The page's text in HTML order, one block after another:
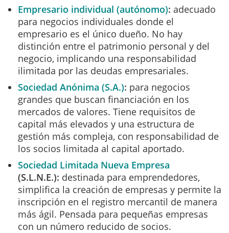
Empresario individual (autónomo): adecuado
para negocios individuales donde el
empresario es el único dueño. No hay
distinción entre el patrimonio personal y del
negocio, implicando una responsabilidad
ilimitada por las deudas empresariales.
Sociedad Anónima (S.A.): para negocios
grandes que buscan financiación en los
mercados de valores. Tiene requisitos de
capital más elevados y una estructura de
gestión más compleja, con responsabilidad de
los socios limitada al capital aportado.
Sociedad Limitada Nueva Empresa
(S.L.N.E.): destinada para emprendedores,
simplifica la creación de empresas y permite la
inscripción en el registro mercantil de manera
más ágil. Pensada para pequeñas empresas
con un número reducido de socios.